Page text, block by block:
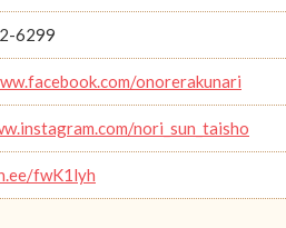
6299
onorerakunari
nori_sun_taisho
fwK1lyh